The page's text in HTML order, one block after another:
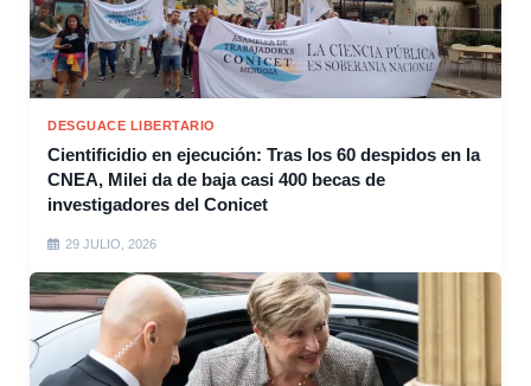
DESGUACE LIBERTARIO
Cientificidio en ejecución: Tras los 60 despidos en la
CNEA, Milei da de baja casi 400 becas de
investigadores del Conicet
29 JULIO, 2026